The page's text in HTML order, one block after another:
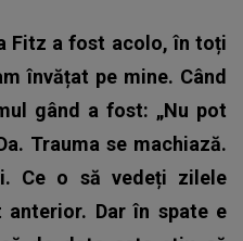
Fitz a fost acolo, în toți
învățat pe mine. Când
gând a fost: „Nu pot
Trauma se machiază.
Ce o să vedeți zilele
Dar în spate e